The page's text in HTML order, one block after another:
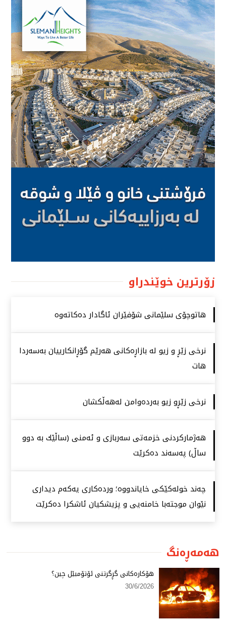
زۆرترین خوێندراو
هاتوچۆی سلێمانی شۆفێران ئاگادار دەكاتەوە
نرخی زێڕ و زیو لە بازاڕەكانی هەرێم گۆڕانكارییان بەسەردا
هات
نرخی زێڕو زیو بەردەوامن لەهەڵكشان
هەژماركردنی خزمەتی سەربازی و ئەمنی (ساڵێك بە دوو
ساڵ) پەسەند دەكرێت
چەند خولەكێكی خایاندووە؛ وردەكاری یەكەم دیداری
نێوان موجتەبا خامنەیی و پزیشكیان ئاشكرا دەكرێت
هەمەڕەنگ
هۆكارەكانی گڕگرتنی ئۆتۆمبێل چین؟
30/6/2026